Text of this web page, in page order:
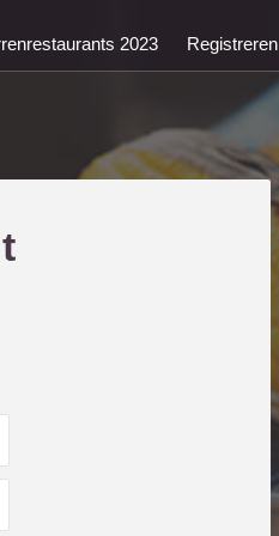
2023 Registreren